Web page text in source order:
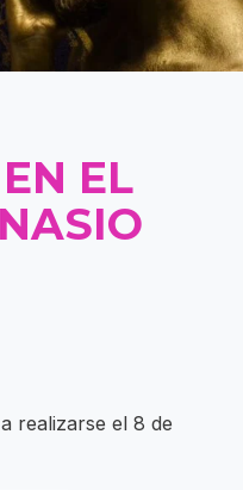
EL
realizarse el 8 de